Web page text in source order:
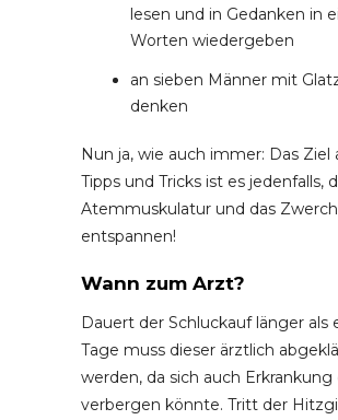
lesen und in Gedanken in
Worten wiedergeben
an sieben Männer mit
denken
Nun ja, wie auch immer: Das Ziel
Tipps und Tricks ist es jedenfalls,
Atemmuskulatur und das
entspannen!
Wann zum Arzt?
Dauert der Schluckauf länger als
Tage muss dieser ärztlich
werden, da sich auch
verbergen könnte. Tritt der Hitzgi